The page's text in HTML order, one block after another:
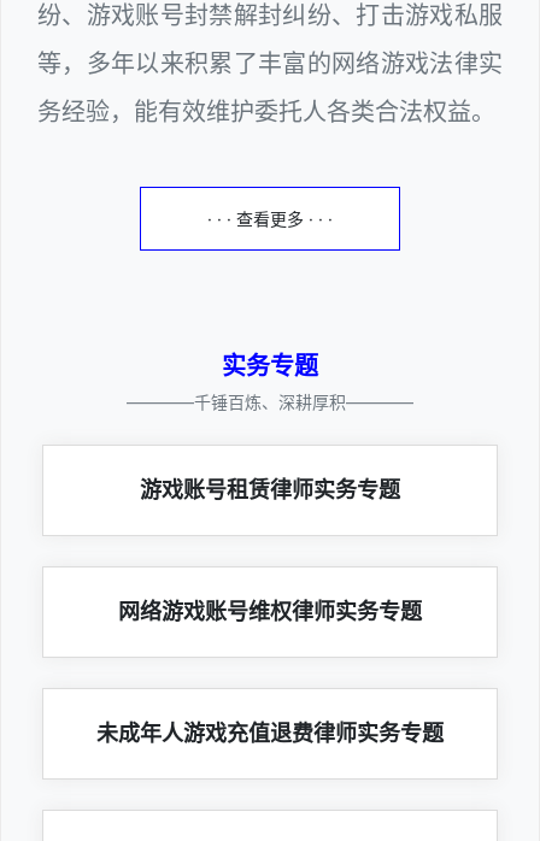
纷、游戏账号封禁解封纠纷、打击游戏私服
等，多年以来积累了丰富的网络游戏法律实
务经验，能有效维护委托人各类合法权益。
· · · 查看更多 · · ·
实务专题
————千锤百炼、深耕厚积————
游戏账号租赁律师实务专题
网络游戏账号维权律师实务专题
未成年人游戏充值退费律师实务专题